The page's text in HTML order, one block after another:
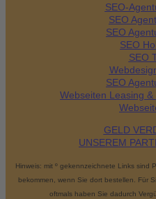
SEO-
SEO
SEO
SEO
SEO
SEO
Webseiten Leasing
GELD
UNSEREM
Hinweis: mit º gekennzeichnete Links sind
bekommen, wenn Sie dort bestellen. Für
oftmals haben Sie dadurch